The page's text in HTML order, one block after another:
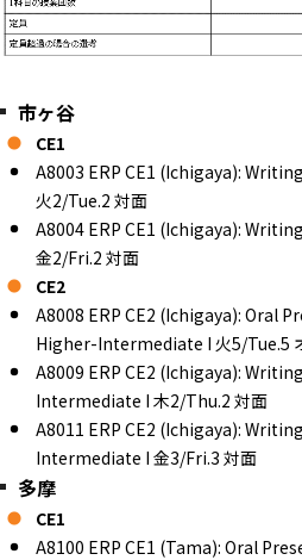
市ヶ谷
CE1
A8003 ERP CE1 (Ichigaya):
火2/Tue.2 対面
A8004 ERP CE1 (Ichigaya):
金2/Fri.2 対面
CE2
A8008 ERP CE2 (Ichigaya): Oral
Higher-Intermediate I 火5/Tue.5
A8009 ERP CE2 (Ichigaya):
Intermediate I 木2/Thu.2 対面
A8011 ERP CE2 (Ichigaya):
Intermediate I 金3/Fri.3 対面
多摩
CE1
A8100 ERP CE1 (Tama): Oral